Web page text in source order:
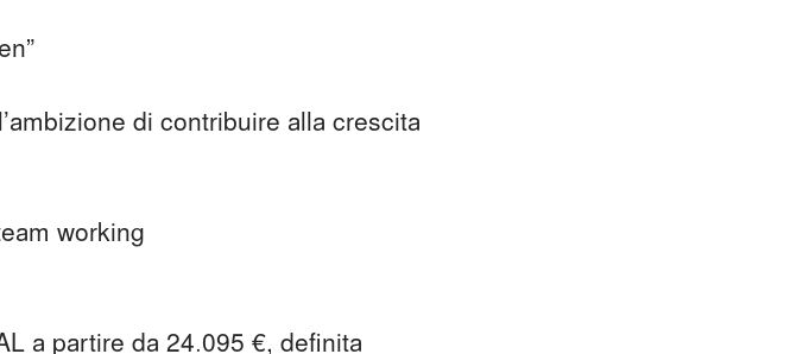
di contribuire alla crescita
working
a partire da 24.095 €, definita